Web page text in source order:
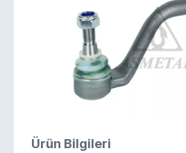
Ürün Bilgileri